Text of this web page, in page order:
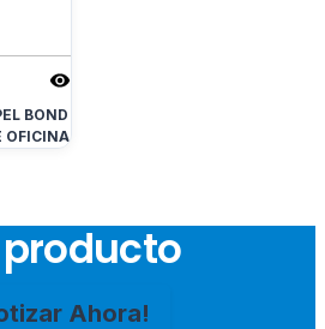
BOND
OFICINA
Ahora!